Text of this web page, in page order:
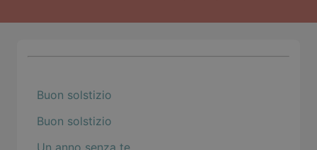
Buon solstizio
Buon solstizio
Un anno senza te